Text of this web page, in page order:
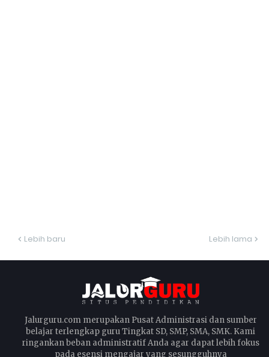
Lebih baru Lebih lama
Jalurguru.com merupakan Pusat Administrasi dan sumber
belajar terlengkap guru Tingkat SD, SMP, SMA, SMK. Kami
ringankan beban administratif Anda agar dapat lebih fokus
pada esensi mengajar yang sesungguhnya